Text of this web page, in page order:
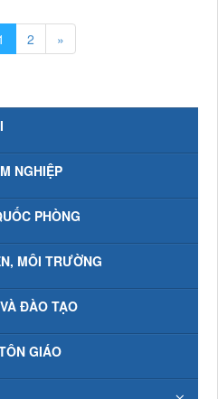
2 »
NGHIỆP
PHÒNG
MÔI TRƯỜNG
ĐÀO TẠO
GIÁO